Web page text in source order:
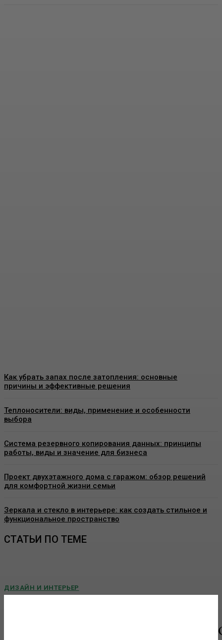
Как убрать запах после затопления: основные
причины и эффективные решения
Теплоносители: виды, применение и особенности
выбора
Система резервного копирования данных: принципы
работы, виды и значение для бизнеса
Проект двухэтажного дома с гаражом: обзор решений
для комфортной жизни семьи
Зеркала и стекло в интерьере: как создать стильное и
функциональное пространство
СТАТЬИ ПО ТЕМЕ
ДИЗАЙН И ИНТЕРЬЕР